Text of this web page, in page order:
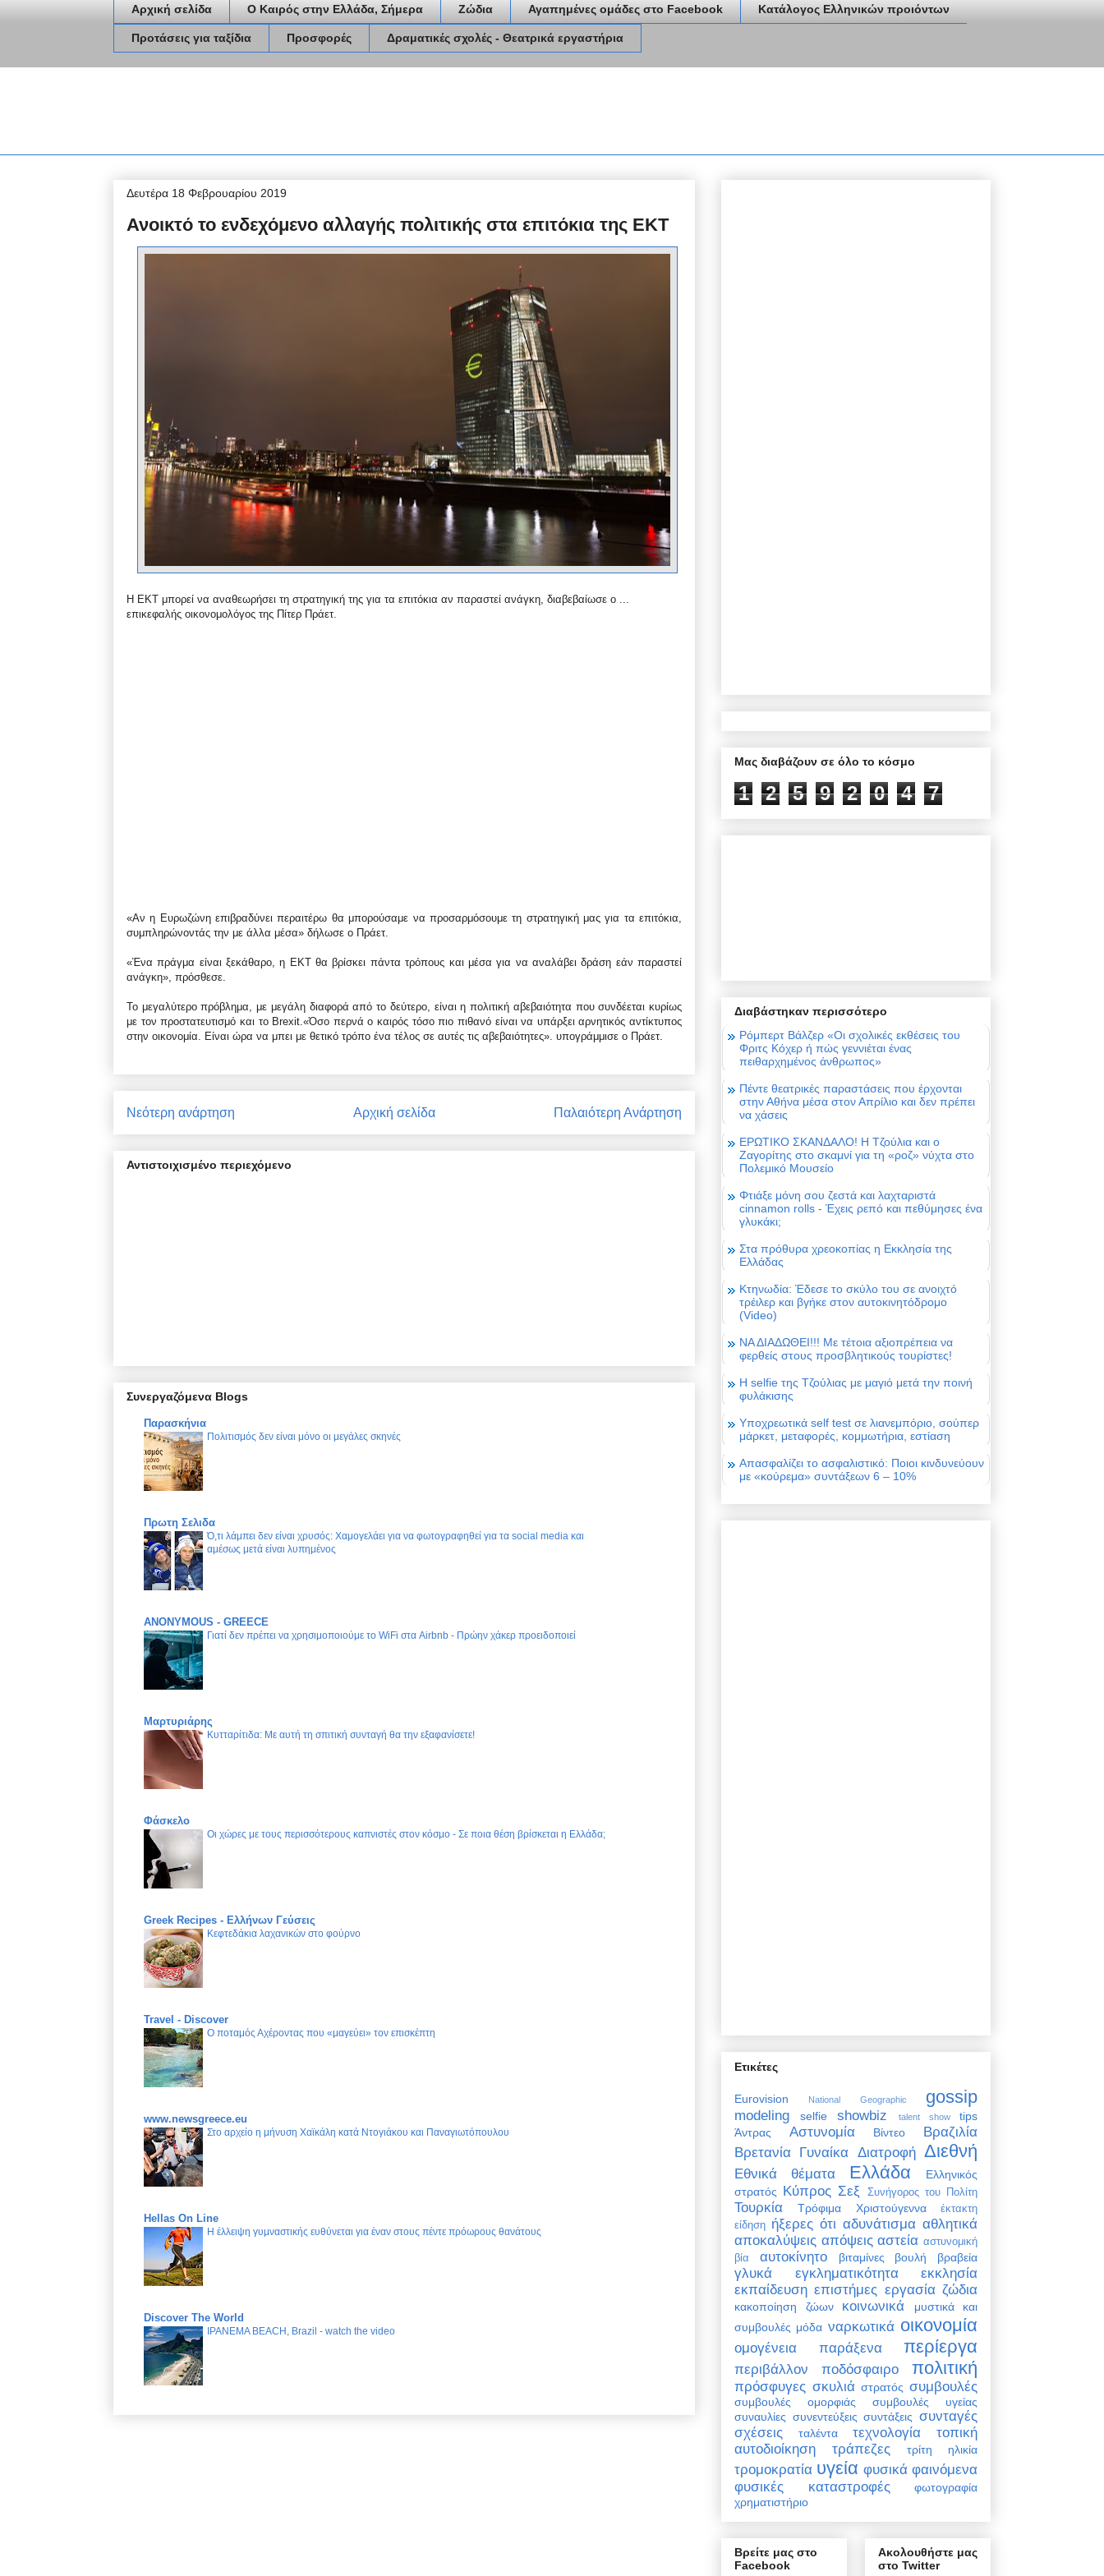
Αρχική σελίδα Ο Καιρός στην Ελλάδα, Σήμερα Ζώδια Αγαπημένες ομάδες στο Facebook Κατάλογος Ελληνικών προιόντων
Προτάσεις για ταξίδια Προσφορές Δραματικές σχολές - Θεατρικά εργαστήρια
Δευτέρα 18 Φεβρουαρίου 2019
Ανοικτό το ενδεχόμενο αλλαγής πολιτικής στα επιτόκια της ΕΚΤ
Η ΕΚΤ μπορεί να αναθεωρήσει τη στρατηγική της για τα επιτόκια αν παραστεί ανάγκη, διαβεβαίωσε ο ...
επικεφαλής οικονομολόγος της Πίτερ Πράετ.
«Αν η Ευρωζώνη επιβραδύνει περαιτέρω θα μπορούσαμε να προσαρμόσουμε τη στρατηγική μας για τα επιτόκια,
συμπληρώνοντάς την με άλλα μέσα» δήλωσε ο Πράετ.
«Ένα πράγμα είναι ξεκάθαρο, η ΕΚΤ θα βρίσκει πάντα τρόπους και μέσα για να αναλάβει δράση εάν παραστεί
ανάγκη», πρόσθεσε.
Το μεγαλύτερο πρόβλημα, με μεγάλη διαφορά από το δεύτερο, είναι η πολιτική αβεβαιότητα που συνδέεται κυρίως
με τον προστατευτισμό και το Brexit.«Όσο περνά ο καιρός τόσο πιο πιθανό είναι να υπάρξει αρνητικός αντίκτυπος
στην οικονομία. Είναι ώρα να μπει με θετικό τρόπο ένα τέλος σε αυτές τις αβεβαιότητες». υπογράμμισε ο Πράετ.
Νεότερη ανάρτηση Παλαιότερη Ανάρτηση
Αρχική σελίδα
Αντιστοιχισμένο περιεχόμενο
Συνεργαζόμενα Blogs
Παρασκήνια
Πολιτισμός δεν είναι μόνο οι μεγάλες σκηνές
Πρωτη Σελιδα
Ό,τι λάμπει δεν είναι χρυσός: Χαμογελάει για να φωτογραφηθεί για τα social media και
αμέσως μετά είναι λυπημένος
ANONYMOUS - GREECE
Γιατί δεν πρέπει να χρησιμοποιούμε το WiFi στα Airbnb - Πρώην χάκερ προειδοποιεί
Μαρτυριάρης
Κυτταρίτιδα: Με αυτή τη σπιτική συνταγή θα την εξαφανίσετε!
Φάσκελο
Οι χώρες με τους περισσότερους καπνιστές στον κόσμο - Σε ποια θέση βρίσκεται η Ελλάδα;
Greek Recipes - Ελλήνων Γεύσεις
Κεφτεδάκια λαχανικών στο φούρνο
Travel - Discover
Ο ποταμός Αχέροντας που «μαγεύει» τον επισκέπτη
www.newsgreece.eu
Στο αρχείο η μήνυση Χαϊκάλη κατά Ντογιάκου και Παναγιωτόπουλου
Hellas On Line
Η έλλειψη γυμναστικής ευθύνεται για έναν στους πέντε πρόωρους θανάτους
Discover The World
IPANEMA BEACH, Brazil - watch the video
Μας διαβάζουν σε όλο το κόσμο
1 2 5 9 2 0 4 7
Διαβάστηκαν περισσότερο
Ρόμπερτ Βάλζερ «Οι σχολικές εκθέσεις του
Φριτς Κόχερ ή πώς γεννιέται ένας
πειθαρχημένος άνθρωπος»
Πέντε θεατρικές παραστάσεις που έρχονται
στην Αθήνα μέσα στον Απρίλιο και δεν πρέπει
να χάσεις
ΕΡΩΤΙΚΟ ΣΚΑΝΔΑΛΟ! Η Τζούλια και ο
Ζαγορίτης στο σκαμνί για τη «ροζ» νύχτα στο
Πολεμικό Μουσείο
Φτιάξε μόνη σου ζεστά και λαχταριστά
cinnamon rolls - Έχεις ρεπό και πεθύμησες ένα
γλυκάκι;
Στα πρόθυρα χρεοκοπίας η Εκκλησία της
Ελλάδας
Κτηνωδία: Έδεσε το σκύλο του σε ανοιχτό
τρέιλερ και βγήκε στον αυτοκινητόδρομο
(Video)
ΝΑ ΔΙΑΔΩΘΕΙ!!! Με τέτοια αξιοπρέπεια να
φερθείς στους προσβλητικούς τουρίστες!
Η selfie της Τζούλιας με μαγιό μετά την ποινή
φυλάκισης
Υποχρεωτικά self test σε λιανεμπόριο, σούπερ
μάρκετ, μεταφορές, κομμωτήρια, εστίαση
Απασφαλίζει το ασφαλιστικό: Ποιοι κινδυνεύουν
με «κούρεμα» συντάξεων 6 – 10%
Ετικέτες
Eurovision National Geographic gossip
modeling selfie showbiz talent show
tips
Άντρας
Αστυνομία Βίντεο
Βραζιλία
Βρετανία Γυναίκα Διατροφή Διεθνή
Εθνικά θέματα Ελλάδα
Ελληνικός
στρατός Κύπρος Σεξ Συνήγορος του Πολίτη
Τουρκία Τρόφιμα Χριστούγεννα
έκτακτη
είδηση ήξερες ότι αδυνάτισμα αθλητικά
αποκαλύψεις απόψεις αστεία αστυνομική
βία
αυτοκίνητο βιταμίνες βουλή βραβεία
γλυκά εγκληματικότητα
εκκλησία
εκπαίδευση επιστήμες εργασία ζώδια
κακοποίηση ζώων κοινωνικά
μυστικά και
συμβουλές μόδα ναρκωτικά οικονομία
ομογένεια παράξενα περίεργα
περιβάλλον ποδόσφαιρο πολιτική
πρόσφυγες σκυλιά στρατός συμβουλές
συμβουλές ομορφιάς
συμβουλές υγείας
συναυλίες συνεντεύξεις συντάξεις συνταγές
σχέσεις
ταλέντα τεχνολογία
τοπική
αυτοδιοίκηση
τράπεζες τρίτη ηλικία
τρομοκρατία υγεία φυσικά φαινόμενα
φυσικές καταστροφές
φωτογραφία
χρηματιστήριο
Βρείτε μας στο
Facebook
Ακολουθήστε μας
στο Twitter